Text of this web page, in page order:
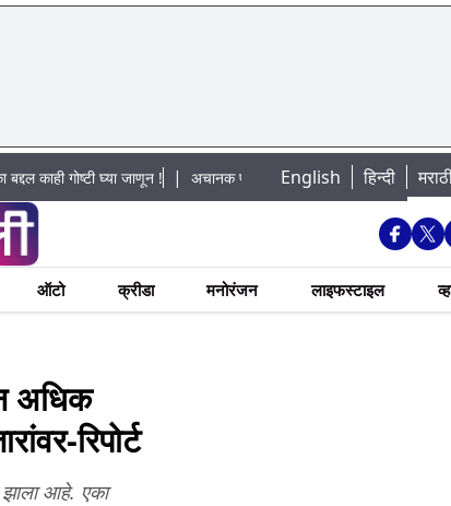
घ्या जाणून !|अचानक पूराचा धोका: खडकवासला धरणातून मुठानदी
English हिन्दी
ऑटो क्रीडा मनोरंजन लाइफस्टाइल
अधिक
रिपोर्ट
झाला आहे. एका